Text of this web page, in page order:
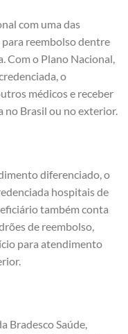
com uma das
para reembolso dentre
Com o Plano Nacional,
o
médicos e receber
no Brasil ou no exterior.
diferenciado, o
hospitais de
também conta
de reembolso,
para atendimento
Bradesco Saúde,